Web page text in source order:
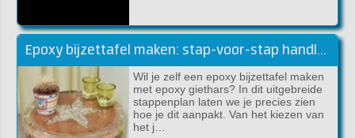
Epoxy bijzettafel maken: stap-voor-stap handleiding (DIY)
Wil je zelf een epoxy bijzettafel maken
met epoxy giethars? In dit uitgebreide
stappenplan laten we je precies zien
hoe je dit aanpakt. Van het kiezen van
het j…